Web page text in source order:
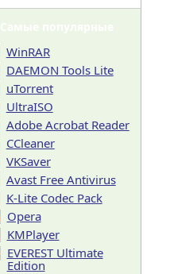
Самые популярные
WinRAR
DAEMON Tools Lite
uTorrent
UltraISO
Adobe Acrobat Reader
CCleaner
VKSaver
Avast Free Antivirus
K-Lite Codec Pack
Opera
KMPlayer
EVEREST Ultimate
Edition